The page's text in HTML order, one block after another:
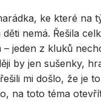
ke které na
nemá. Řešila
jeden z kluků
by jen sušenky,
mi došlo, že je
na toto téma